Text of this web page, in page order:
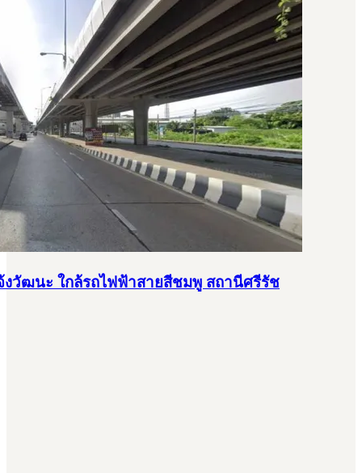
วัฒนะ ใกล้รถไฟฟ้าสายสีชมพู สถานีศรีรัช